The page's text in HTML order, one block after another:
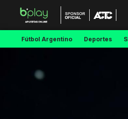
Fútbol Argentino Deportes